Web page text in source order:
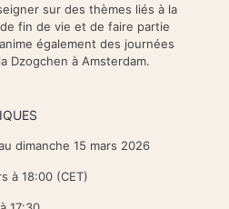
sur des thèmes liés à la
fin de vie et de faire partie
également des journées
Dzogchen à Amsterdam.
dimanche 15 mars 2026
à 18:00 (CET)